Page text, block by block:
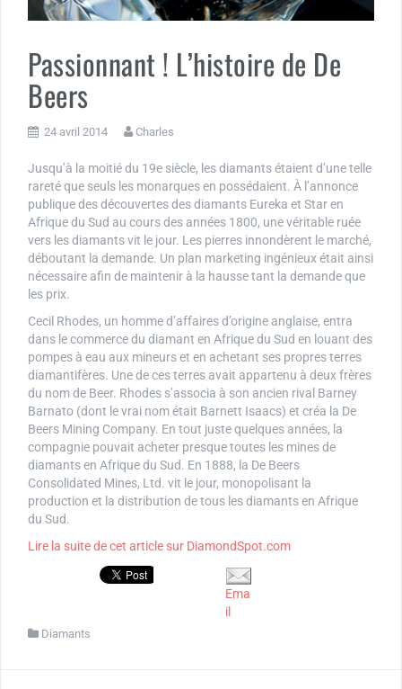
Passionnant ! L’histoire de De
Beers
24 avril 2014 Charles
Jusqu’à la moitié du 19e siècle, les diamants étaient d’une telle
rareté que seuls les monarques en possédaient. À l’annonce
publique des découvertes des diamants Eureka et Star en
Afrique du Sud au cours des années 1800, une véritable ruée
vers les diamants vit le jour. Les pierres innondèrent le marché,
déboutant la demande. Un plan marketing ingénieux était ainsi
nécessaire afin de maintenir à la hausse tant la demande que
les prix.
Cecil Rhodes, un homme d’affaires d’origine anglaise, entra
dans le commerce du diamant en Afrique du Sud en louant des
pompes à eau aux mineurs et en achetant ses propres terres
diamantifères. Une de ces terres avait appartenu à deux frères
du nom de Beer. Rhodes s’associa à son ancien rival Barney
Barnato (dont le vrai nom était Barnett Isaacs) et créa la De
Beers Mining Company. En tout juste quelques années, la
compagnie pouvait acheter presque toutes les mines de
diamants en Afrique du Sud. En 1888, la De Beers
Consolidated Mines, Ltd. vit le jour, monopolisant la
production et la distribution de tous les diamants en Afrique
du Sud.
Lire la suite de cet article sur DiamondSpot.com
Ema
il
Diamants